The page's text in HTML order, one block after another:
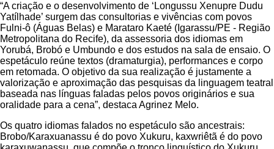
“A criação e o desenvolvimento de ‘Longussu Xenupre Dudu
Yatílhade’ surgem das consultorias e vivências com povos
Fulni-ô (Águas Belas) e Marataro Kaeté (Igarassu/PE - Região
Metropolitana do Recife), da assessoria dos idiomas em
Yorubá, Brobó e Umbundo e dos estudos na sala de ensaio. O
espetáculo reúne textos (dramaturgia), performances e corpo
em retomada. O objetivo da sua realização é justamente a
valorização e aproximação das pesquisas da linguagem teatral
baseada nas línguas faladas pelos povos originários e sua
oralidade para a cena”, destaca Agrinez Melo.
Os quatro idiomas falados no espetáculo são ancestrais:
Brobo/Karaxuanassu é do povo Xukuru, kaxwriêtã é do povo